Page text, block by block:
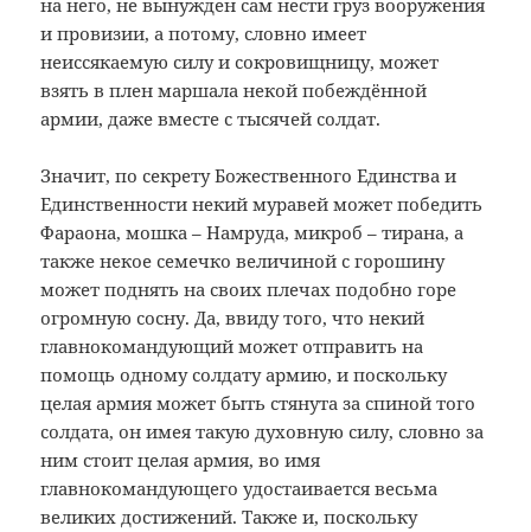
на него, не вынужден сам нести груз вооружения
и провизии, а потому, словно имеет
неиссякаемую силу и сокровищницу, может
взять в плен маршала некой побеждённой
армии, даже вместе с тысячей солдат.
Значит, по секрету Божественного Единства и
Единственности некий муравей может победить
Фараона, мошка – Намруда, микроб – тирана, а
также некое семечко величиной с горошину
может поднять на своих плечах подобно горе
огромную сосну. Да, ввиду того, что некий
главнокомандующий может отправить на
помощь одному солдату армию, и поскольку
целая армия может быть стянута за спиной того
солдата, он имея такую духовную силу, словно за
ним стоит целая армия, во имя
главнокомандующего удостаивается весьма
великих достижений. Также и, поскольку